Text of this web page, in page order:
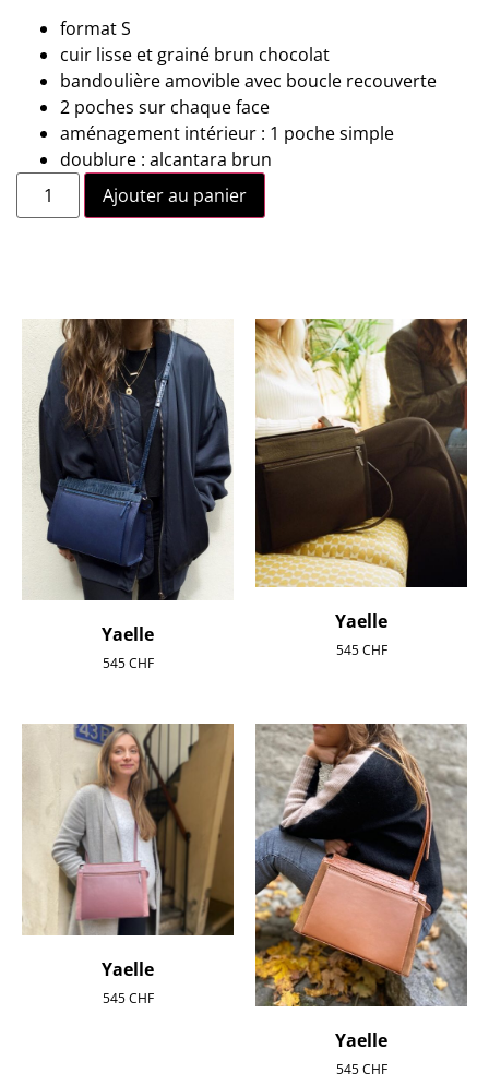
format S
cuir lisse et grainé brun chocolat
bandoulière amovible avec boucle recouverte
2 poches sur chaque face
aménagement intérieur : 1 poche simple
doublure : alcantara brun
Ajouter au panier
Yaelle
545CHF
Yaelle
545CHF
Yaelle
545CHF
Yaelle
545CHF